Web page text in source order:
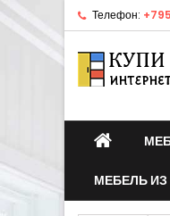
Телефон:
МЕБЕЛЬ ИЗ